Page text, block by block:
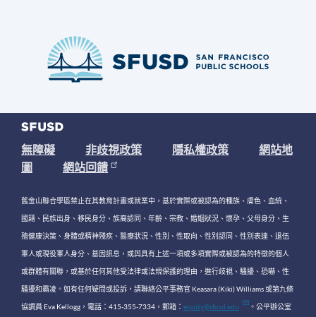
無障礙 非歧視政策 隱私權政策
網站地
圖
網站回饋
舊金山聯合學區禁止在其教育計畫或就業中，基於實際或被認為的種族、膚色、血統、
國籍、民族出身、移民身分、族裔認同、年齡、宗教、婚姻狀況、懷孕、父母身分、生
殖健康決策、身體或精神殘疾、醫療狀況、性別、性取向、性別認同、性別表達、退伍
軍人或現役軍人身分、基因訊息，或與具有上述一項或多項實際或被認為的特徵的個人
或群體有關聯，或基於任何其他受法律或法規保護的理由，進行歧視、騷擾、恐嚇、性
騷擾和霸凌。如有任何疑問或投訴，請聯絡公平事務官 Keasara (Kiki) Williams 或第九條
協調員 Eva Kellogg，電話：415-355-7334，郵箱： equity@sfusd.edu 。公平辦公室